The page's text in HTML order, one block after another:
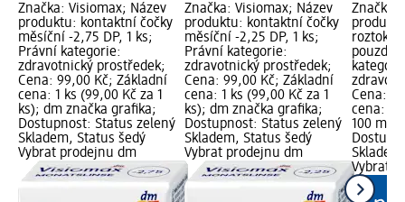
Značka: Visiomax; Název
produktu: kontaktní čočky
měsíční -2,75 DP, 1 ks;
Právní kategorie:
zdravotnický prostředek;
Cena: 99,00 Kč; Základní
cena: 1 ks (99,00 Kč za 1
ks); dm značka grafika;
Dostupnost: Status zelený
Skladem, Status šedý
Vybrat prodejnu dm
Značka: Visiomax; Název
produktu: kontaktní čočky
měsíční -2,25 DP, 1 ks;
Právní kategorie:
zdravotnický prostředek;
Cena: 99,00 Kč; Základní
cena: 1 ks (99,00 Kč za 1
ks); dm značka grafika;
Dostupnost: Status zelený
Skladem, Status šedý
Vybrat prodejnu dm
Značka:
roztok
Cena:
cena:
100 ml);
Vybrat